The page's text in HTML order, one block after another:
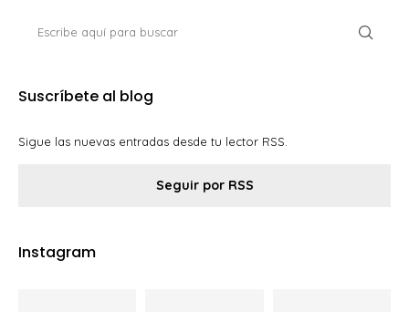
Suscríbete al blog
Sigue las nuevas entradas desde tu lector RSS.
Seguir por RSS
Instagram